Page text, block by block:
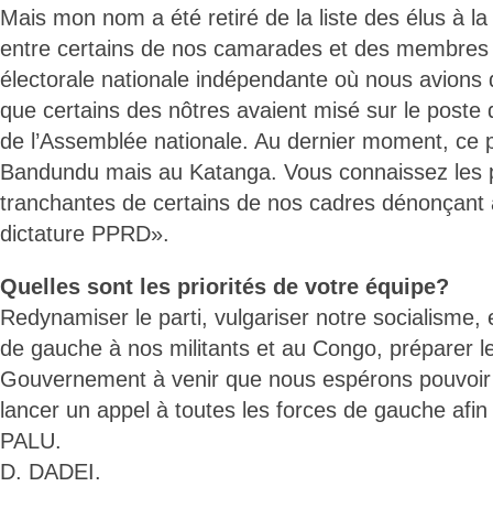
Mais mon nom a été retiré de la liste des élus à la
entre certains de nos camarades et des
électorale nationale indépendante où nous avions
que certains des nôtres avaient misé sur le poste
de l’Assemblée nationale. Au dernier moment, ce
Bandundu mais au Katanga. Vous connaissez les
tranchantes de certains de nos cadres dénonçant
dictature PPRD».
Quelles sont les priorités de votre équipe?
Redynamiser le parti, vulgariser notre socialisme,
de gauche à nos militants et au Congo, préparer
Gouvernement à venir que nous espérons
lancer un appel à toutes les forces de gauche afin
PALU.
D. DADEI.